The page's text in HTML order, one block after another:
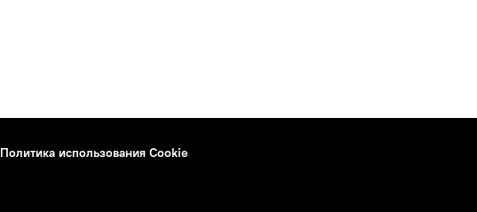
Политика использования Cookie